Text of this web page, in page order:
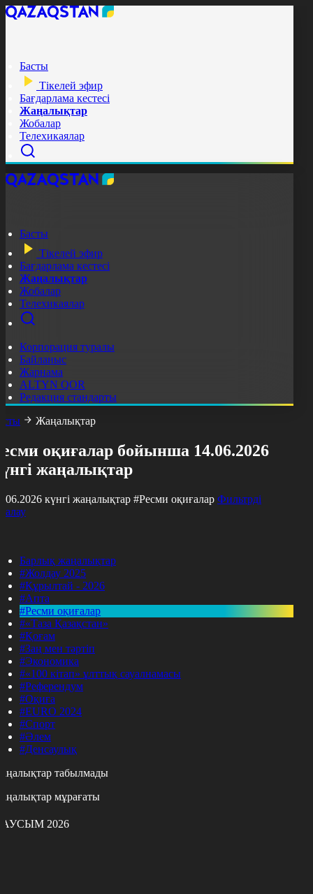
Басты
Тікелей эфир
Бағдарлама кестесі
Жаңалықтар
Жобалар
Телехикаялар
Басты
Тікелей эфир
Бағдарлама кестесі
Жаңалықтар
Жобалар
Телехикаялар
Корпорация туралы
Байланыс
Жарнама
ALTYN QOR
Редакция стандарты
Жаңалықтар
оқиғалар бойынша 14.06.2026
жаңалықтар
күнгі жаңалықтар #Ресми оқиғалар Фильтрді
Барлық жаңалықтар
#Жолдау 2025
#Құрылтай - 2026
#Апта
#Ресми оқиғалар
#«Таза Қазақстан»
#Қоғам
#Заң мен тәртіп
#Экономика
#«100 кітап» ұлттық сауалнамасы
#Референдум
#Оқиға
#EURO 2024
#Спорт
#Әлем
#Денсаулық
табылмады
мұрағаты
2026